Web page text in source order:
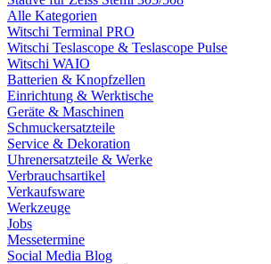
Alle Kategorien
Witschi Terminal PRO
Witschi Teslascope & Teslascope Pulse
Witschi WAIO
Batterien & Knopfzellen
Einrichtung & Werktische
Geräte & Maschinen
Schmuckersatzteile
Service & Dekoration
Uhrenersatzteile & Werke
Verbrauchsartikel
Verkaufsware
Werkzeuge
Jobs
Messetermine
Social Media Blog